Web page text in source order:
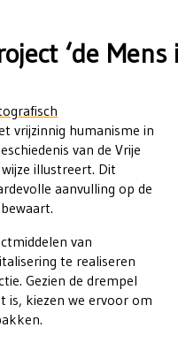
‘de Mens
vrijzinnig humanisme in
van de Vrije
illustreert. Dit
aanvulling op de
van
te realiseren
Gezien de drempel
is, kiezen we ervoor om